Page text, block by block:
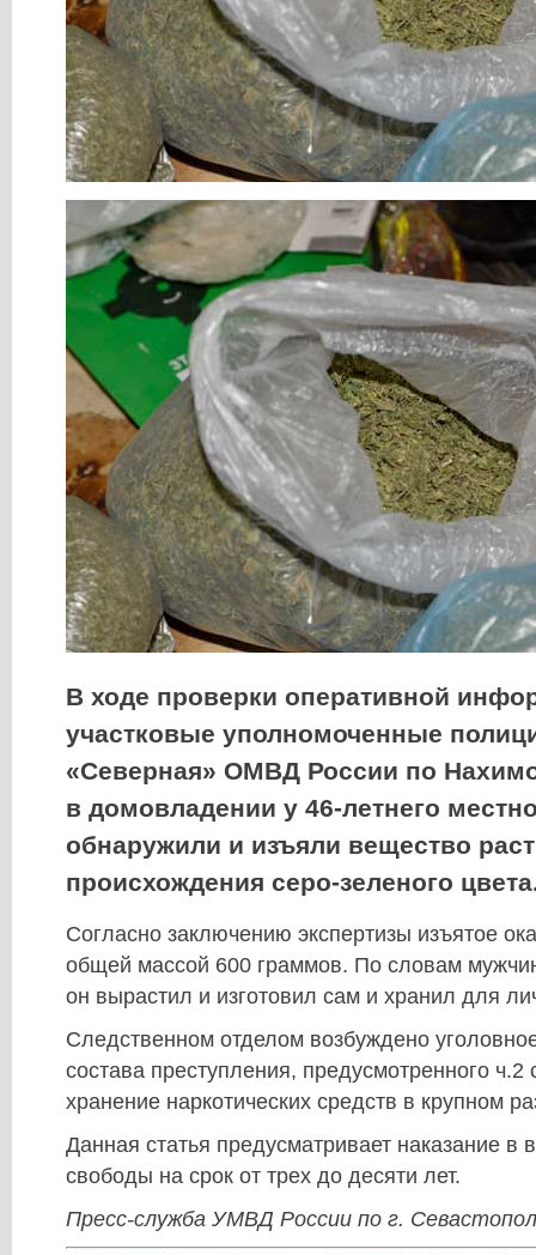
В ходе проверки оперативной
участковые уполномоченные
«Северная» ОМВД России по
в домовладении у 46-летнего
обнаружили и изъяли вещество
происхождения серо-зеленого
Согласно заключению экспертизы изъятое
общей массой 600 граммов. По словам
он вырастил и изготовил сам и хранил для
Следственном отделом возбуждено
состава преступления, предусмотренного ч.2
хранение наркотических средств в крупном
Данная статья предусматривает наказание в
свободы на срок от трех до десяти лет.
Пресс-служба УМВД России по г.